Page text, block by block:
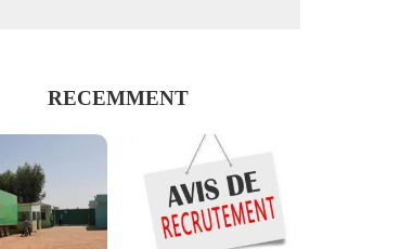
RECEMMENT